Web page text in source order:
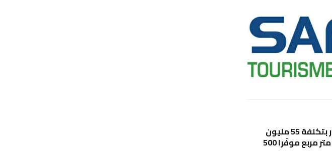
مشروع نموذجي للاستثمار بتكلفة 55 مليون
دينار وعلى مساحة 21 ألف متر مربع موفّرا 500